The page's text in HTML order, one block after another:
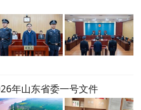
年山东省委一号文件